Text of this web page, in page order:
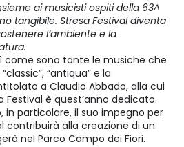
ai musicisti ospiti della 63^
tangibile. Stresa Festival diventa
l’ambiente e la
come sono tante le musiche che
“antiqua” e la
a Claudio Abbado, alla cui
è quest’anno dedicato.
in particolare, il suo impegno per
contribuirà alla creazione di un
nel Parco Campo dei Fiori.